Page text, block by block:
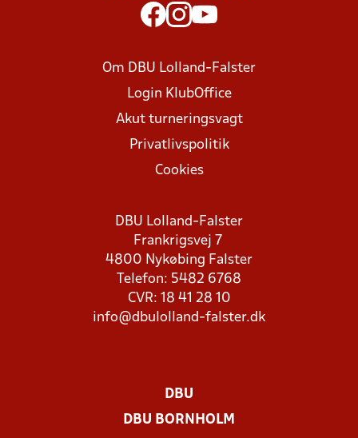
Om DBU Lolland-Falster
Login KlubOffice
Akut turneringsvagt
Privatlivspolitik
Cookies
DBU Lolland-Falster
Frankrigsvej 7
4800 Nykøbing Falster
Telefon: 5482 6768
CVR: 18 41 28 10
info@dbulolland-falster.dk
DBU
DBU BORNHOLM